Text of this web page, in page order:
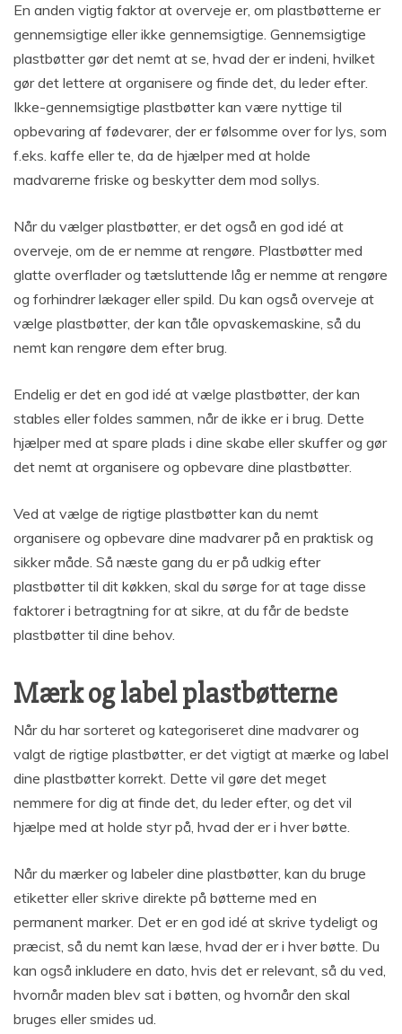
En anden vigtig faktor at overveje er, om plastbøtterne er
gennemsigtige eller ikke gennemsigtige. Gennemsigtige
plastbøtter gør det nemt at se, hvad der er indeni, hvilket
gør det lettere at organisere og finde det, du leder efter.
Ikke-gennemsigtige plastbøtter kan være nyttige til
opbevaring af fødevarer, der er følsomme over for lys, som
f.eks. kaffe eller te, da de hjælper med at holde
madvarerne friske og beskytter dem mod sollys.
Når du vælger plastbøtter, er det også en god idé at
overveje, om de er nemme at rengøre. Plastbøtter med
glatte overflader og tætsluttende låg er nemme at rengøre
og forhindrer lækager eller spild. Du kan også overveje at
vælge plastbøtter, der kan tåle opvaskemaskine, så du
nemt kan rengøre dem efter brug.
Endelig er det en god idé at vælge plastbøtter, der kan
stables eller foldes sammen, når de ikke er i brug. Dette
hjælper med at spare plads i dine skabe eller skuffer og gør
det nemt at organisere og opbevare dine plastbøtter.
Ved at vælge de rigtige plastbøtter kan du nemt
organisere og opbevare dine madvarer på en praktisk og
sikker måde. Så næste gang du er på udkig efter
plastbøtter til dit køkken, skal du sørge for at tage disse
faktorer i betragtning for at sikre, at du får de bedste
plastbøtter til dine behov.
Mærk og label plastbøtterne
Når du har sorteret og kategoriseret dine madvarer og
valgt de rigtige plastbøtter, er det vigtigt at mærke og label
dine plastbøtter korrekt. Dette vil gøre det meget
nemmere for dig at finde det, du leder efter, og det vil
hjælpe med at holde styr på, hvad der er i hver bøtte.
Når du mærker og labeler dine plastbøtter, kan du bruge
etiketter eller skrive direkte på bøtterne med en
permanent marker. Det er en god idé at skrive tydeligt og
præcist, så du nemt kan læse, hvad der er i hver bøtte. Du
kan også inkludere en dato, hvis det er relevant, så du ved,
hvornår maden blev sat i bøtten, og hvornår den skal
bruges eller smides ud.